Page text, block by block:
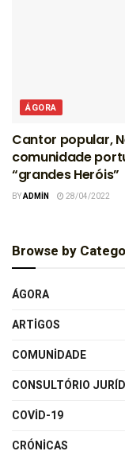
ÁGORA
Cantor popular,
comunidade
“grandes Heróis”
BYADMIN 28/04/2022
Browse by
ÁGORA
ARTIGOS
COMUNIDADE
CONSULTÓRIO
COVID-19
CRÓNICAS